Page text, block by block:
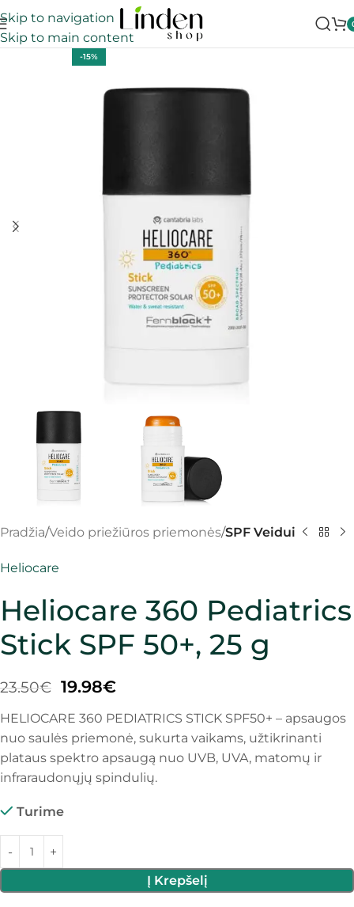
Skip to navigation
Skip to main content
-15%
Pradžia Veido priežiūros priemonės SPF Veidui
Heliocare
Heliocare 360 Pediatrics
Stick SPF 50+, 25 g
23.50€ 19.98€
HELIOCARE 360 PEDIATRICS STICK SPF50+ – apsaugos
nuo saulės priemonė, sukurta vaikams, užtikrinanti
plataus spektro apsaugą nuo UVB, UVA, matomų ir
infraraudonųjų spindulių.
Turime
Į Krepšelį